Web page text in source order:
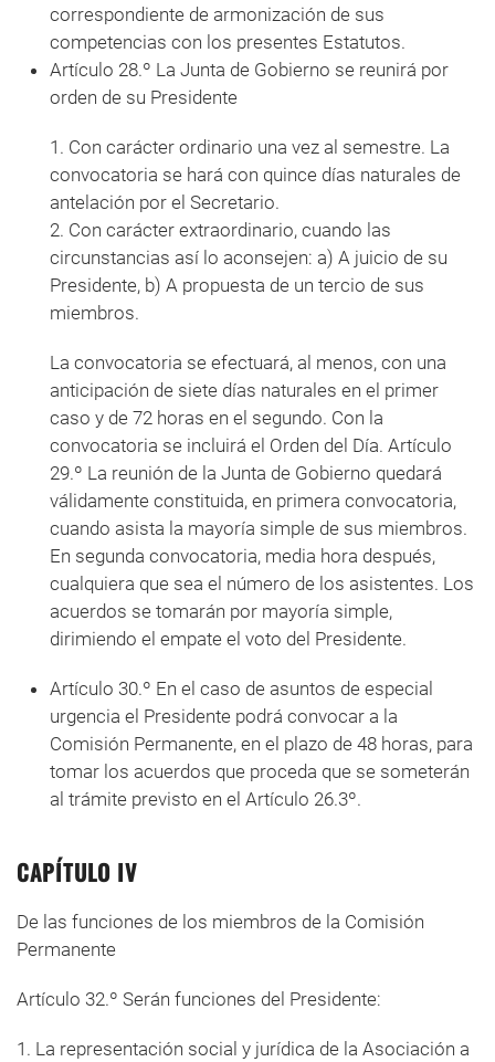
correspondiente de armonización de sus
competencias con los presentes Estatutos.
Artículo 28.º La Junta de Gobierno se reunirá por
orden de su Presidente
1. Con carácter ordinario una vez al semestre. La
convocatoria se hará con quince días naturales de
antelación por el Secretario.
2. Con carácter extraordinario, cuando las
circunstancias así lo aconsejen: a) A juicio de su
Presidente, b) A propuesta de un tercio de sus
miembros.
La convocatoria se efectuará, al menos, con una
anticipación de siete días naturales en el primer
caso y de 72 horas en el segundo. Con la
convocatoria se incluirá el Orden del Día. Artículo
29.º La reunión de la Junta de Gobierno quedará
válidamente constituida, en primera convocatoria,
cuando asista la mayoría simple de sus miembros.
En segunda convocatoria, media hora después,
cualquiera que sea el número de los asistentes. Los
acuerdos se tomarán por mayoría simple,
dirimiendo el empate el voto del Presidente.
Artículo 30.º En el caso de asuntos de especial
urgencia el Presidente podrá convocar a la
Comisión Permanente, en el plazo de 48 horas, para
tomar los acuerdos que proceda que se someterán
al trámite previsto en el Artículo 26.3º.
CAPÍTULO IV
De las funciones de los miembros de la Comisión
Permanente
Artículo 32.º Serán funciones del Presidente:
1. La representación social y jurídica de la Asociación a